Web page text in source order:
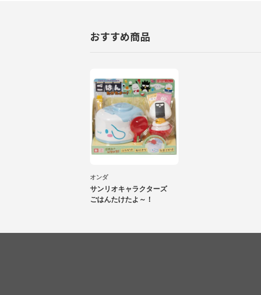
おすすめ商品
オンダ
サンリオキャラクターズ
ごはんたけたよ～！